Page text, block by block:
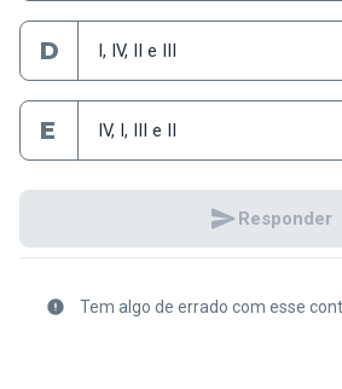
D I, IV, II e III
E IV, I, III e II
Responder
Tem algo de errado com esse